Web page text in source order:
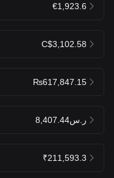
€1,923.6
C$3,102.58
₨617,847.15
ر.س8,407.44
₹211,593.3